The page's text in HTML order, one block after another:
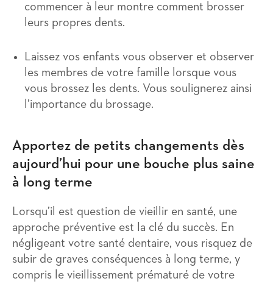
commencer à leur montre comment brosser
leurs propres dents.
Laissez vos enfants vous observer et observer
les membres de votre famille lorsque vous
vous brossez les dents. Vous soulignerez ainsi
l’importance du brossage.
Apportez de petits changements dès
aujourd’hui pour une bouche plus saine
à long terme
Lorsqu’il est question de vieillir en santé, une
approche préventive est la clé du succès. En
négligeant votre santé dentaire, vous risquez de
subir de graves conséquences à long terme, y
compris le vieillissement prématuré de votre